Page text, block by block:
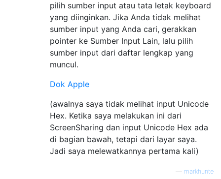
pilih sumber input atau tata letak keyboard
yang diinginkan. Jika Anda tidak melihat
sumber input yang Anda cari, gerakkan
pointer ke Sumber Input Lain, lalu pilih
sumber input dari daftar lengkap yang
muncul.
Dok Apple
(awalnya saya tidak melihat input Unicode
Hex. Ketika saya melakukan ini dari
ScreenSharing dan input Unicode Hex ada
di bagian bawah, tetapi dari layar saya.
Jadi saya melewatkannya pertama kali)
markhunte